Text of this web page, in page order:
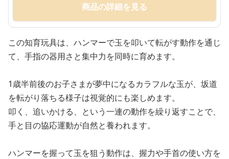
商品の詳細を見る
この知育玩具は、ハンマーで玉を叩いて転がす動作を通じ
て、手指の器用さと集中力を同時に育めます。
1歳半前後のお子さまが夢中になるカラフルな玉が、坂道
を転がり落ちる様子は視覚的にも楽しめます。
叩く、追いかける、という一連の動作を繰り返すことで、
手と目の協応運動が自然と養われます。
ハンマーを握って玉を狙う動作は、握力や手首の使い方を